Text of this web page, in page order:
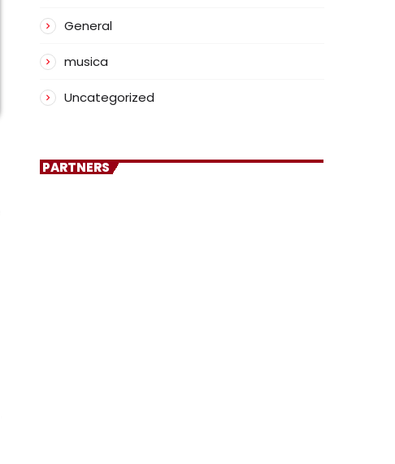
General
musica
Uncategorized
PARTNERS